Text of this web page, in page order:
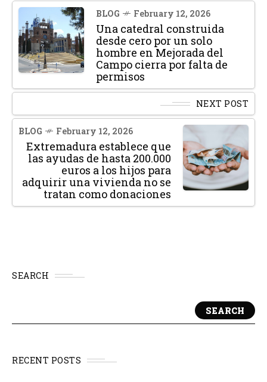
BLOG February 12, 2026
Una catedral construida
desde cero por un solo
hombre en Mejorada del
Campo cierra por falta de
permisos
NEXT POST
BLOG February 12, 2026
Extremadura establece que
las ayudas de hasta 200.000
euros a los hijos para
adquirir una vivienda no se
tratan como donaciones
SEARCH
SEARCH
RECENT POSTS